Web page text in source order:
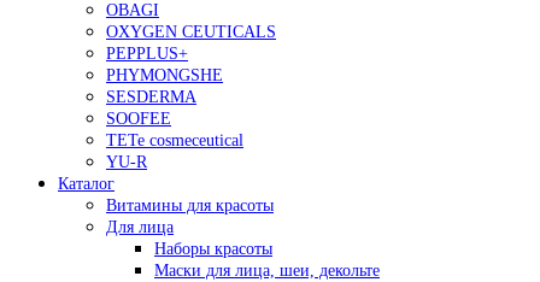
OBAGI
OXYGEN CEUTICALS
PEPPLUS+
PHYMONGSHE
SESDERMA
SOOFEE
TETe cosmeceutical
YU-R
Каталог
Витамины для красоты
Для лица
Наборы красоты
Маски для лица, шеи, декольте